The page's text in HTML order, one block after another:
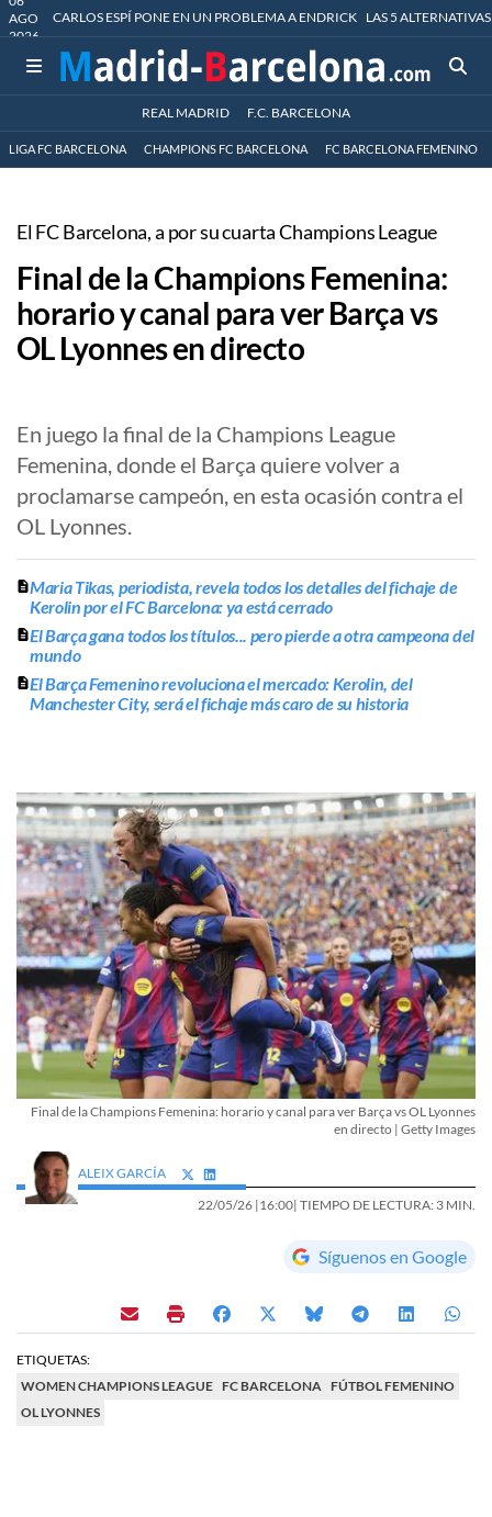
AGO
2026
CARLOS ESPÍ PONE EN UN PROBLEMA A ENDRICK LAS 5
REAL MADRID F.C. BARCELONA
LIGA FC BARCELONA CHAMPIONS FC BARCELONA FC BARCELONA FEMENINO
El FC Barcelona, a por su cuarta Champions League
Final de la Champions Femenina:
horario y canal para ver Barça vs
OL Lyonnes en directo
En juego la final de la Champions League
Femenina, donde el Barça quiere volver a
proclamarse campeón, en esta ocasión contra el
OL Lyonnes.
Maria Tikas, periodista, revela todos los detalles del fichaje de
Kerolin por el FC Barcelona: ya está cerrado
El Barça gana todos los títulos... pero pierde a otra campeona del
mundo
El Barça Femenino revoluciona el mercado: Kerolin, del
Manchester City, será el fichaje más caro de su historia
Final de la Champions Femenina: horario y canal para ver Barça vs OL Lyonnes
en directo | Getty Images
ALEIX GARCÍA
22/05/26 |16:00| TIEMPO DE LECTURA: 3 MIN.
Síguenos en Google
ETIQUETAS:
WOMEN CHAMPIONS LEAGUE FC BARCELONA
FÚTBOL FEMENINO
OL LYONNES